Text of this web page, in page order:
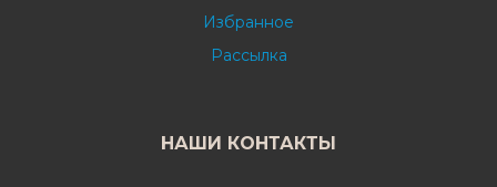
Избранное
Рассылка
НАШИ КОНТАКТЫ